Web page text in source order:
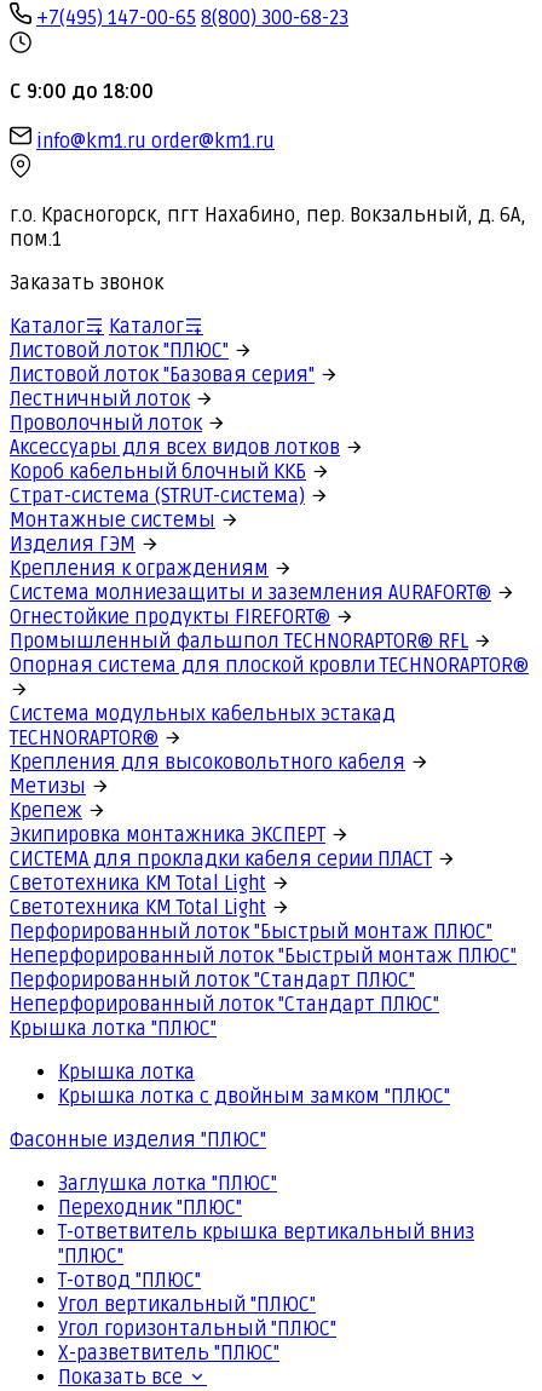
+7(495) 147-00-65 8(800) 300-68-23
С 9:00 до 18:00
info@km1.ru order@km1.ru
г.о. Красногорск, пгт Нахабино, пер. Вокзальный, д. 6А,
пом.1
Заказать звонок
Каталог
Каталог
Листовой лоток "ПЛЮС"
Листовой лоток "Базовая серия"
Лестничный лоток
Проволочный лоток
Аксессуары для всех видов лотков
Короб кабельный блочный ККБ
Страт-система (STRUT-система)
Монтажные системы
Изделия ГЭМ
Крепления к ограждениям
Система молниезащиты и заземления AURAFORT®
Огнестойкие продукты FIREFORT®
Промышленный фальшпол TECHNORAPTOR® RFL
Опорная система для плоской кровли TECHNORAPTOR®
Система модульных кабельных эстакад
TECHNORAPTOR®
Крепления для высоковольтного кабеля
Метизы
Крепеж
Экипировка монтажника ЭКСПЕРТ
СИСТЕМА для прокладки кабеля серии ПЛАСТ
Светотехника КМ Total Light
Светотехника КМ Total Light
Перфорированный лоток "Быстрый монтаж ПЛЮС"
Неперфорированный лоток "Быстрый монтаж ПЛЮС"
Перфорированный лоток "Стандарт ПЛЮС"
Неперфорированный лоток "Стандарт ПЛЮС"
Крышка лотка "ПЛЮС"
Крышка лотка
Крышка лотка с двойным замком "ПЛЮС"
Фасонные изделия "ПЛЮС"
Заглушка лотка "ПЛЮС"
Переходник "ПЛЮС"
Т-ответвитель крышка вертикальный вниз
"ПЛЮС"
Т-отвод "ПЛЮС"
Угол вертикальный "ПЛЮС"
Угол горизонтальный "ПЛЮС"
Х-разветвитель "ПЛЮС"
Показать все